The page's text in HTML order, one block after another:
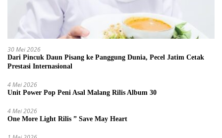
30 Mei 2026
Dari Pincuk Daun Pisang ke Panggung Dunia, Pecel Jatim Cetak
Prestasi Internasional
4 Mei 2026
Unit Power Pop Peni Asal Malang Rilis Album 30
4 Mei 2026
One More Light Rilis ” Save May Heart